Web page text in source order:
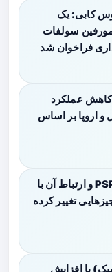
کابی: یک
سولفات
فراخوان شد
عملکرد
و اروپا بر اساس
کشفی جدید درباره ژن PSPH و ارتباط آن با
تغییر کرده
با افزایش